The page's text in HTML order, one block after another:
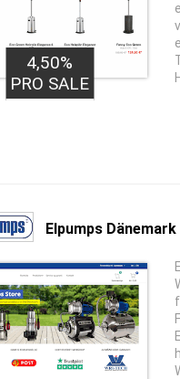
4,50%
PRO SALE
Elpumps Dänemark